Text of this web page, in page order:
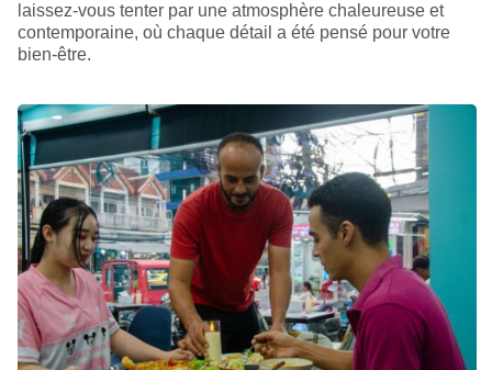
laissez-vous tenter par une atmosphère chaleureuse et
contemporaine, où chaque détail a été pensé pour votre
bien-être.